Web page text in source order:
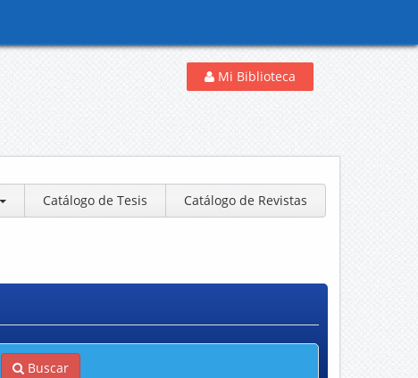
Mi Biblioteca
Catálogo de Tesis Catálogo de Revistas
Buscar